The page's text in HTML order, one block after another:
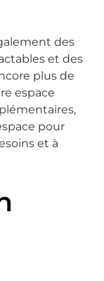
des
et des
plus de
espace
pour
et à